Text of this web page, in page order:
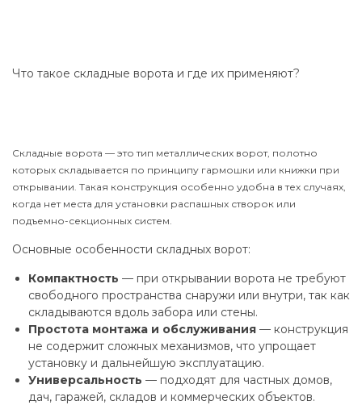
Что такое складные ворота и где их применяют?
Складные ворота — это тип металлических ворот, полотно
которых складывается по принципу гармошки или книжки при
открывании. Такая конструкция особенно удобна в тех случаях,
когда нет места для установки распашных створок или
подъемно-секционных систем.
Основные особенности складных ворот:
Компактность — при открывании ворота не требуют
свободного пространства снаружи или внутри, так как
складываются вдоль забора или стены.
Простота монтажа и обслуживания — конструкция
не содержит сложных механизмов, что упрощает
установку и дальнейшую эксплуатацию.
Универсальность — подходят для частных домов,
дач, гаражей, складов и коммерческих объектов.